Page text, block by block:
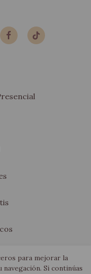
para mejorar la
Si continúas